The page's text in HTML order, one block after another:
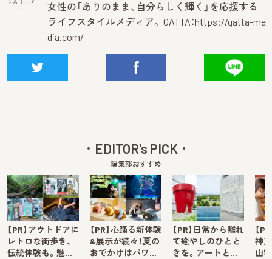
女性の「ありのまま、自分らしく輝く」を応援する
ライフスタイルメディア。 GATTA：https://gatta-me
dia.com/
EDITOR's PICK
編集部おすすめ
【PR】アウトドアに
レトロな街歩き、
伝統体験も。魅…
【PR】心踊る新体験
&展示が続々！夏の
おでかけはパワ…
【PR】日常から離れ
て癒やしのひとと
きを。アートと…
【
神
山